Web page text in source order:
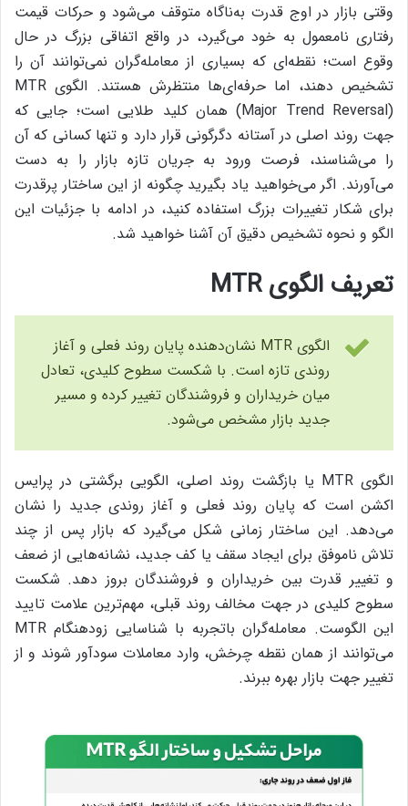
وقتی بازار در اوج قدرت به‌ناگاه متوقف می‌شود و حرکات قیمت
رفتاری نامعمول به خود می‌گیرد، در واقع اتفاقی بزرگ در حال
وقوع است؛ نقطه‌ای که بسیاری از معامله‌گران نمی‌توانند آن را
تشخیص دهند، اما حرفه‌ای‌ها منتظرش هستند. الگوی MTR
(Major Trend Reversal) همان کلید طلایی است؛ جایی که
جهت روند اصلی در آستانه دگرگونی قرار دارد و تنها کسانی که آن
را می‌شناسند، فرصت ورود به جریان تازه بازار را به دست
می‌آورند. اگر می‌خواهید یاد بگیرید چگونه از این ساختار پرقدرت
برای شکار تغییرات بزرگ استفاده کنید، در ادامه با جزئیات این
الگو و نحوه تشخیص دقیق آن آشنا خواهید شد.
تعریف الگوی MTR
الگوی MTR نشان‌دهنده پایان روند فعلی و آغاز
روندی تازه است. با شکست سطوح کلیدی، تعادل
میان خریداران و فروشندگان تغییر کرده و مسیر
جدید بازار مشخص می‌شود.
الگوی MTR یا بازگشت روند اصلی، الگویی برگشتی در پرایس
اکشن است که پایان روند فعلی و آغاز روندی جدید را نشان
می‌دهد. این ساختار زمانی شکل می‌گیرد که بازار پس از چند
تلاش ناموفق برای ایجاد سقف یا کف جدید، نشانه‌هایی از ضعف
و تغییر قدرت بین خریداران و فروشندگان بروز دهد. شکست
سطوح کلیدی در جهت مخالف روند قبلی، مهم‌ترین علامت تایید
این الگوست. معامله‌گران باتجربه با شناسایی زودهنگام MTR
می‌توانند از همان نقطه چرخش، وارد معاملات سودآور شوند و از
تغییر جهت بازار بهره ببرند.